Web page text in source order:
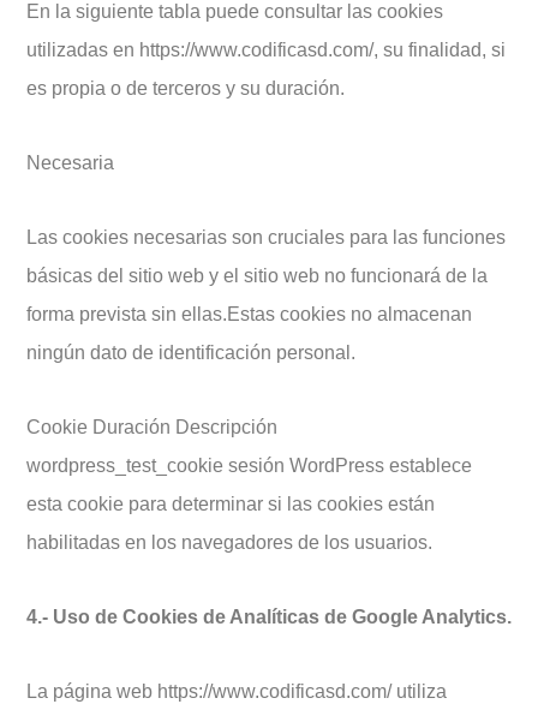
En la siguiente tabla puede consultar las cookies
utilizadas en https://www.codificasd.com/, su finalidad, si
es propia o de terceros y su duración.
Necesaria
Las cookies necesarias son cruciales para las funciones
básicas del sitio web y el sitio web no funcionará de la
forma prevista sin ellas.Estas cookies no almacenan
ningún dato de identificación personal.
Cookie Duración Descripción
wordpress_test_cookie sesión WordPress establece
esta cookie para determinar si las cookies están
habilitadas en los navegadores de los usuarios.
4.- Uso de Cookies de Analíticas de Google Analytics.
La página web https://www.codificasd.com/ utiliza